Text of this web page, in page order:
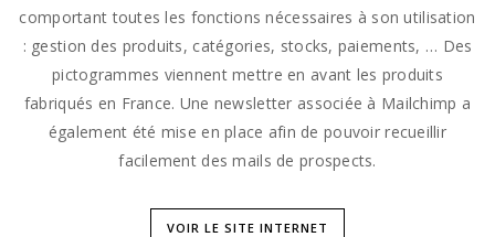
comportant toutes les fonctions nécessaires à son utilisation
: gestion des produits, catégories, stocks, paiements, … Des
pictogrammes viennent mettre en avant les produits
fabriqués en France. Une newsletter associée à Mailchimp a
également été mise en place afin de pouvoir recueillir
facilement des mails de prospects.
VOIR LE SITE INTERNET